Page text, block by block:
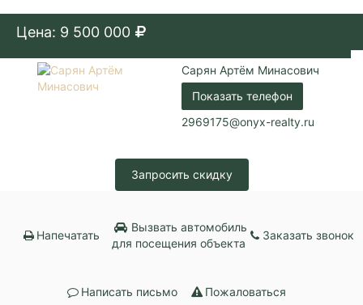
Цена: 9 500 000
Сарян Артём Минасович
Показать телефон
2969175@onyx-realty.ru
Запросить скидку
Напечатать
Вызвать автомобиль
для посещения объекта
Заказать звонок
Написать письмо Пожаловаться